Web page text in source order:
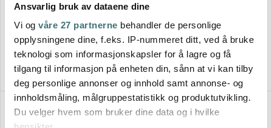
Ansvarlig bruk av dataene dine
Vi og våre 27 partnerne behandler de personlige
opplysningene dine, f.eks. IP-nummeret ditt, ved å bruke
teknologi som informasjonskapsler for å lagre og få
tilgang til informasjon på enheten din, sånn at vi kan tilby
deg personlige annonser og innhold samt annonse- og
innholdsmåling, målgruppestatistikk og produktutvikling.
Du velger hvem som bruker dine data og i hvilke
Grano traktørpanne 30 cm
stål
2499 kr
På lager
Grano kasserolle 3,8L stål
På lager